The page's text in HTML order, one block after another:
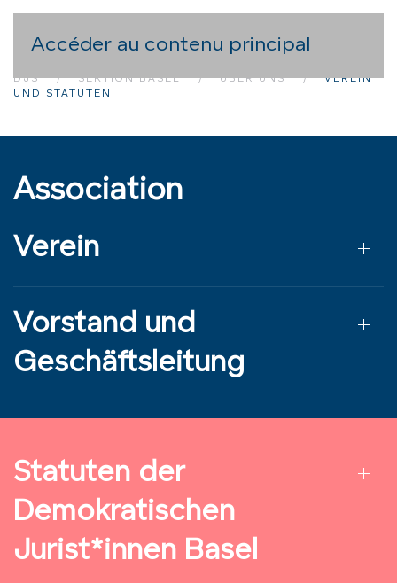
Accéder au contenu principal
DJS SEKTION BASEL ÜBER UNS
VEREIN
UND STATUTEN
Association
Verein
Vorstand und
Geschäftsleitung
Statuten der
Demokratischen
Jurist*innen Basel